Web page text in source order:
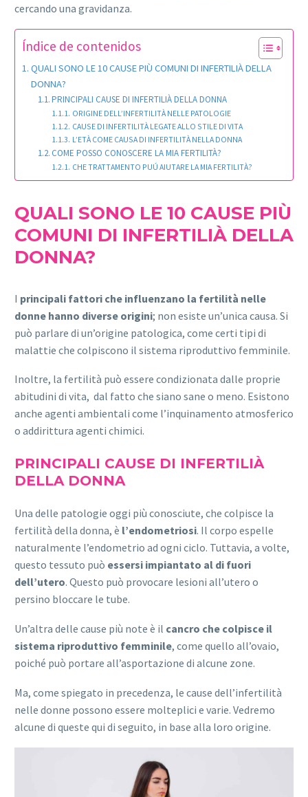
cercando una gravidanza.
Índice de contenidos
QUALI SONO LE 10 CAUSE PIÙ COMUNI DI INFERTILIÀ DELLA
DONNA?
PRINCIPALI CAUSE DI INFERTILIÀ DELLA DONNA
ORIGINE DELL’INFERTILITÀ NELLE PATOLOGIE
CAUSE DI INFERTILITÀ LEGATE ALLO STILE DI VITA
L’ETÀ COME CAUSA DI INFERTILITÀ NELLA DONNA
COME POSSO CONOSCERE LA MIA FERTILITÀ?
CHE TRATTAMENTO PUÚ AIUTARE LA MIA FERTILITÀ?
QUALI SONO LE 10 CAUSE PIÙ
COMUNI DI INFERTILIÀ DELLA
DONNA?
I principali fattori che influenzano la fertilità nelle
donne hanno diverse origini; non esiste un’unica causa. Si
può parlare di un’origine patologica, come certi tipi di
malattie che colpiscono il sistema riproduttivo femminile.
Inoltre, la fertilità può essere condizionata dalle proprie
abitudini di vita, dal fatto che siano sane o meno. Esistono
anche agenti ambientali come l’inquinamento atmosferico
o addirittura agenti chimici.
PRINCIPALI CAUSE DI INFERTILIÀ
DELLA DONNA
Una delle patologie oggi più conosciute, che colpisce la
fertilità della donna, è l’endometriosi. Il corpo espelle
naturalmente l’endometrio ad ogni ciclo. Tuttavia, a volte,
questo tessuto può essersi impiantato al di fuori
dell’utero. Questo può provocare lesioni all’utero o
persino bloccare le tube.
Un’altra delle cause più note è il cancro che colpisce il
sistema riproduttivo femminile, come quello all’ovaio,
poiché può portare all’asportazione di alcune zone.
Ma, come spiegato in precedenza, le cause dell’infertilità
nelle donne possono essere molteplici e varie. Vedremo
alcune di queste qui di seguito, in base alla loro origine.